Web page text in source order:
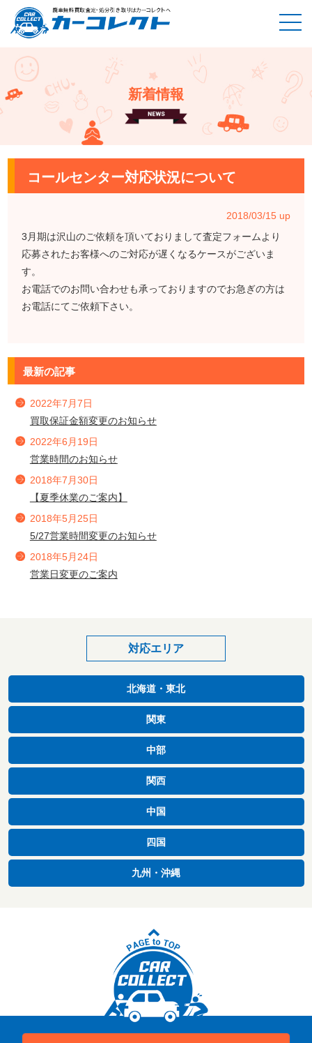
新着情報
ホーム 新着情報 コールセンター対応状況について
コールセンター対応状況について
2018/03/15 up
3月期は沢山のご依頼を頂いておりまして査定フォームより
応募されたお客様へのご対応が遅くなるケースがございま
す。
お電話でのお問い合わせも承っておりますのでお急ぎの方は
お電話にてご依頼下さい。
最新の記事
2022年7月7日
買取保証金額変更のお知らせ
2022年6月19日
営業時間のお知らせ
2018年7月30日
【夏季休業のご案内】
2018年5月25日
5/27営業時間変更のお知らせ
2018年5月24日
営業日変更のご案内
対応エリア
北海道・東北
関東
中部
関西
中国
四国
九州・沖縄